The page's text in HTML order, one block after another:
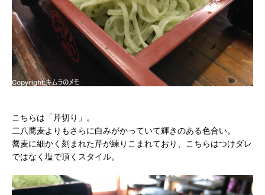
こちらは「芹切り」。
二八蕎麦よりもさらに白みがかっていて輝きのある色合い。
蕎麦に細かく刻まれた芹が練りこまれており、こちらはつけダレ
ではなく塩で頂くスタイル。